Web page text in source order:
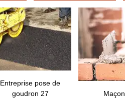
Entreprise pose de
goudron 27